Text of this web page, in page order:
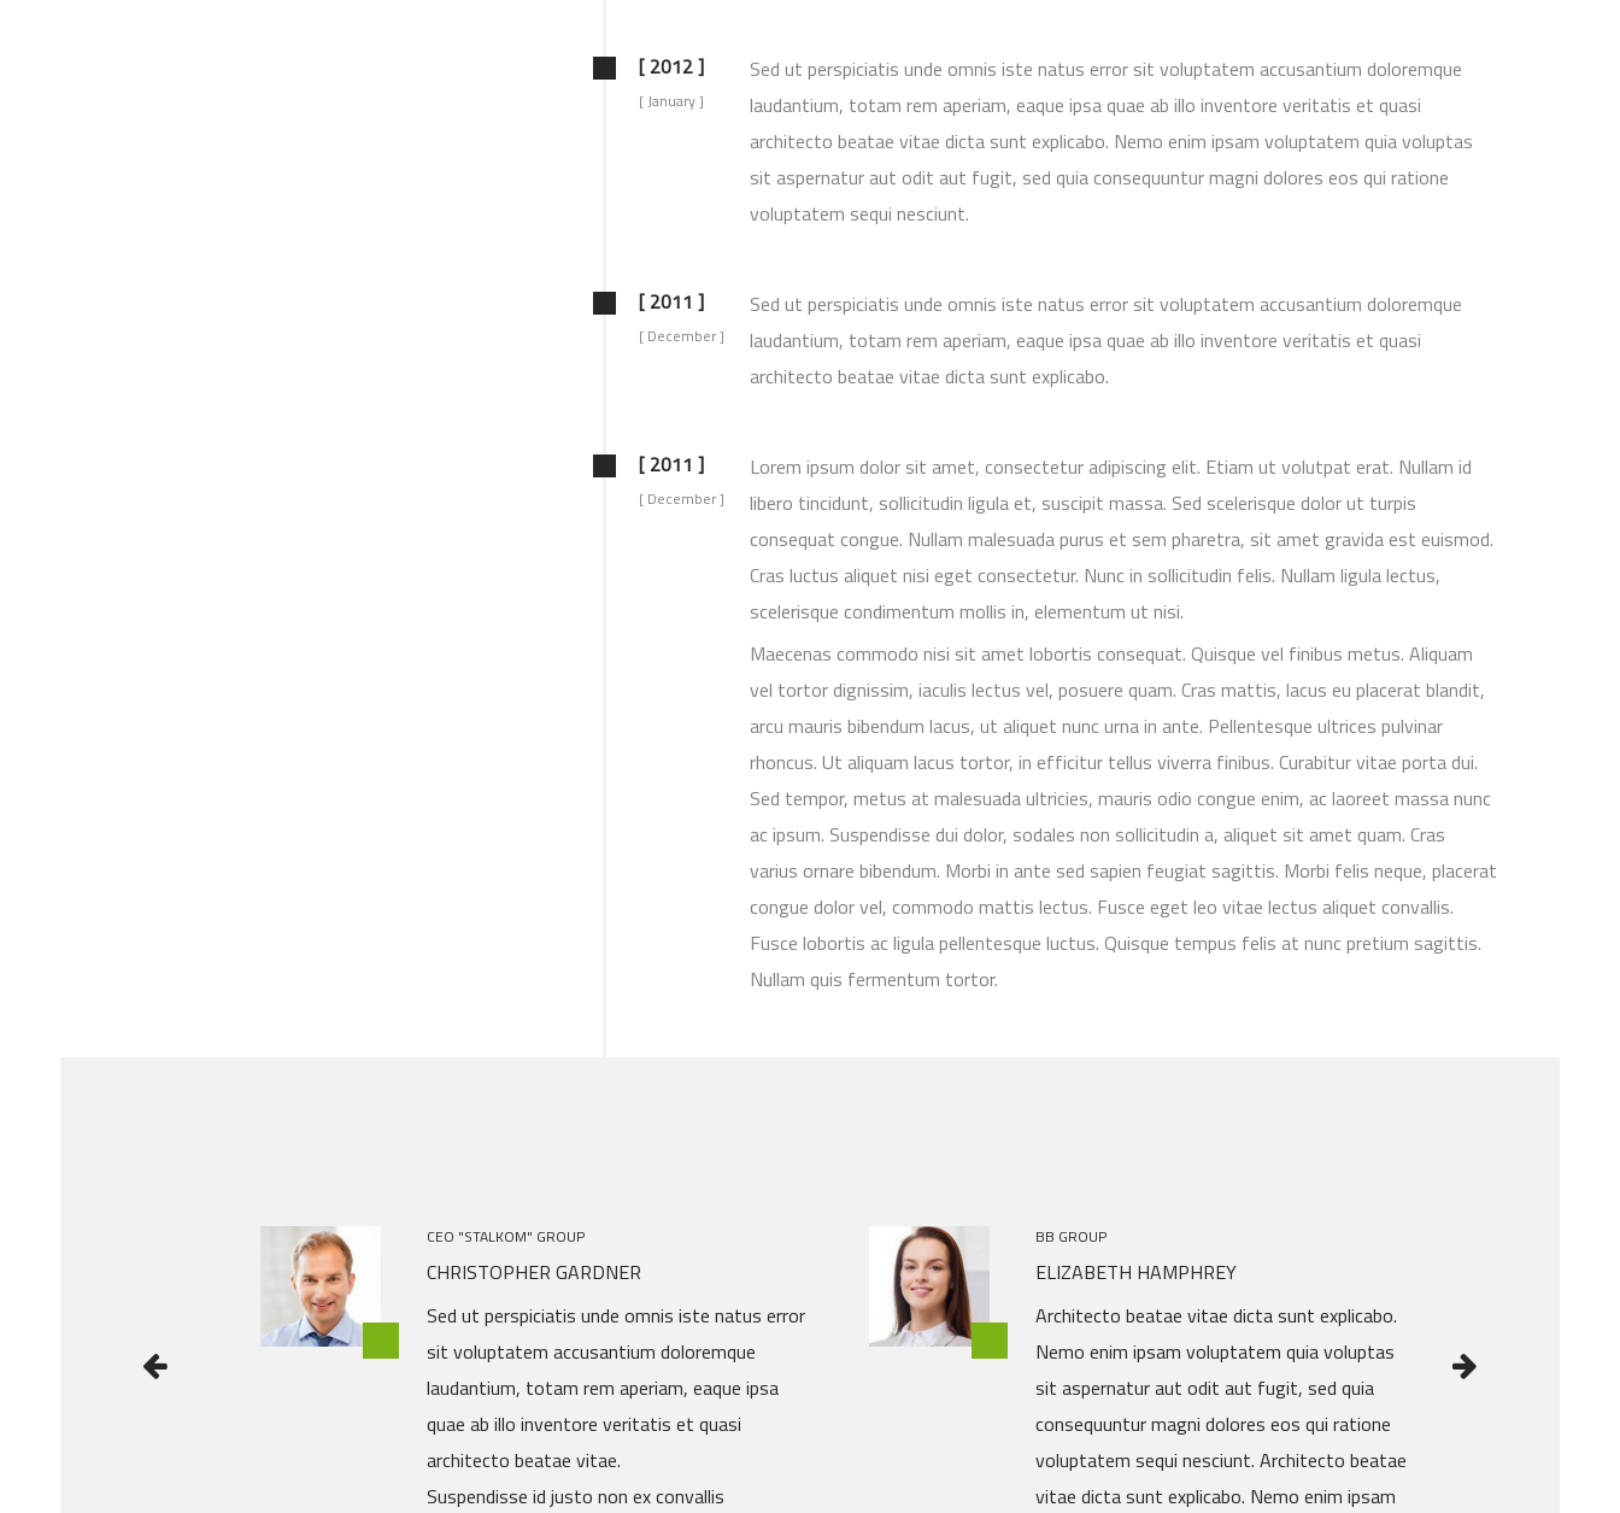
[ 2012 ]
[ January ]
Sed ut perspiciatis unde omnis iste natus error sit voluptatem accusantium doloremque
laudantium, totam rem aperiam, eaque ipsa quae ab illo inventore veritatis et quasi
architecto beatae vitae dicta sunt explicabo. Nemo enim ipsam voluptatem quia voluptas
sit aspernatur aut odit aut fugit, sed quia consequuntur magni dolores eos qui ratione
voluptatem sequi nesciunt.
[ 2011 ]
[ December ]
Sed ut perspiciatis unde omnis iste natus error sit voluptatem accusantium doloremque
laudantium, totam rem aperiam, eaque ipsa quae ab illo inventore veritatis et quasi
architecto beatae vitae dicta sunt explicabo.
[ 2011 ]
[ December ]
Lorem ipsum dolor sit amet, consectetur adipiscing elit. Etiam ut volutpat erat. Nullam id
libero tincidunt, sollicitudin ligula et, suscipit massa. Sed scelerisque dolor ut turpis
consequat congue. Nullam malesuada purus et sem pharetra, sit amet gravida est euismod.
Cras luctus aliquet nisi eget consectetur. Nunc in sollicitudin felis. Nullam ligula lectus,
scelerisque condimentum mollis in, elementum ut nisi.
Maecenas commodo nisi sit amet lobortis consequat. Quisque vel finibus metus. Aliquam
vel tortor dignissim, iaculis lectus vel, posuere quam. Cras mattis, lacus eu placerat blandit,
arcu mauris bibendum lacus, ut aliquet nunc urna in ante. Pellentesque ultrices pulvinar
rhoncus. Ut aliquam lacus tortor, in efficitur tellus viverra finibus. Curabitur vitae porta dui.
Sed tempor, metus at malesuada ultricies, mauris odio congue enim, ac laoreet massa nunc
ac ipsum. Suspendisse dui dolor, sodales non sollicitudin a, aliquet sit amet quam. Cras
varius ornare bibendum. Morbi in ante sed sapien feugiat sagittis. Morbi felis neque, placerat
congue dolor vel, commodo mattis lectus. Fusce eget leo vitae lectus aliquet convallis.
Fusce lobortis ac ligula pellentesque luctus. Quisque tempus felis at nunc pretium sagittis.
Nullam quis fermentum tortor.
CEO "STALKOM" GROUP
CHRISTOPHER GARDNER
Sed ut perspiciatis unde omnis iste natus error
sit voluptatem accusantium doloremque
laudantium, totam rem aperiam, eaque ipsa
quae ab illo inventore veritatis et quasi
architecto beatae vitae.
Suspendisse id justo non ex convallis
BB GROUP
ELIZABETH HAMPHREY
Architecto beatae vitae dicta sunt explicabo.
Nemo enim ipsam voluptatem quia voluptas
sit aspernatur aut odit aut fugit, sed quia
consequuntur magni dolores eos qui ratione
voluptatem sequi nesciunt. Architecto beatae
vitae dicta sunt explicabo. Nemo enim ipsam